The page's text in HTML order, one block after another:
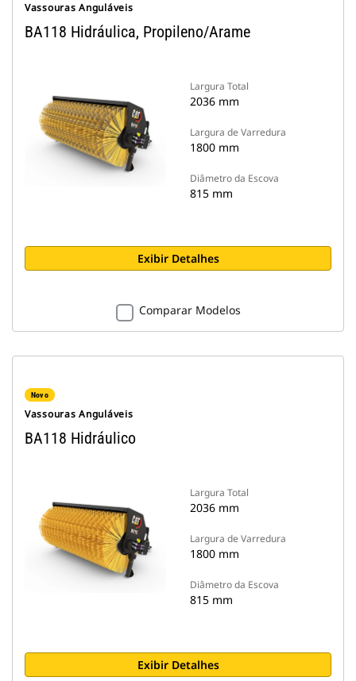
Vassouras Anguláveis
BA118 Hidráulica, Propileno/Arame
Largura Total
2036 mm
Largura de Varredura
1800 mm
Diâmetro da Escova
815 mm
Exibir Detalhes
Comparar Modelos
Novo
Vassouras Anguláveis
BA118 Hidráulico
Largura Total
2036 mm
Largura de Varredura
1800 mm
Diâmetro da Escova
815 mm
Exibir Detalhes